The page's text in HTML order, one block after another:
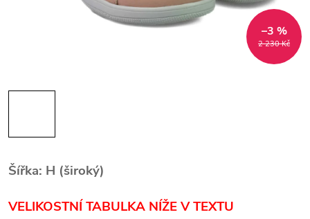
2 230 Kč
–3 %
Šířka: H (široký)
VELIKOSTNÍ TABULKA NÍŽE V TEXTU